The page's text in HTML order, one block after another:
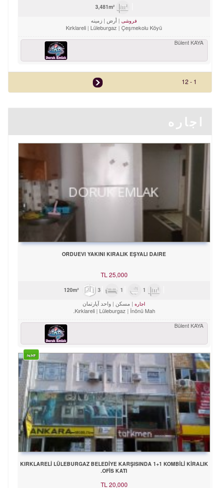
فروشی أرض
زمینه
Kırklareli
Lüleburgaz
Çeşmekolu Köyü
Bülent KAYA
1 - 12
اجاره
ORDUEVI YAKINI KIRALIK EŞYALI DAIRE
TL 25,000
3 1 1
اجاره مسکن
واحد آپارتمان
Kırklareli
Lüleburgaz
İnönü Mah.
Bülent KAYA
جدید
KIRKLARELİ LÜLEBURGAZ BELEDİYE KARŞISINDA 1+1 KOMBİLİ KİRALIK
OFİS KATI.
TL 20,000